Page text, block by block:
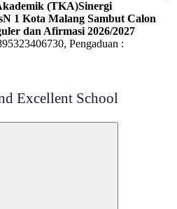
(TKA)Sinergi
1 Kota Malang Sambut Calon
dan Afirmasi 2026/2027
Pengaduan :
Excellent School